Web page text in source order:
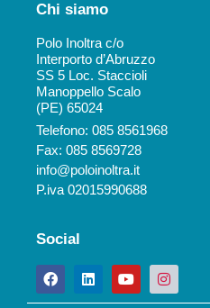
Chi siamo
Polo Inoltra c/o
Interporto d’Abruzzo
SS 5 Loc. Staccioli
Manoppello Scalo
(PE) 65024
Telefono: 085 8561968
Fax: 085 8569728
info@poloinoltra.it
P.iva 02015990688
Social